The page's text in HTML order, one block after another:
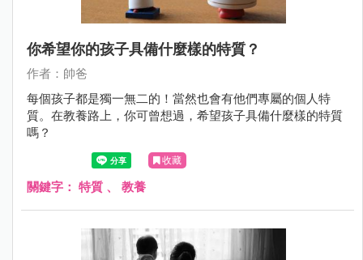
你希望你的孩子具備什麼樣的特質？
作者：帥爸
每個孩子都是獨一無二的！當然也會有他們專屬的個人特
質。在教養路上，你可曾想過，希望孩子具備什麼樣的特質
嗎？
收藏
關鍵字： 特質 、 教養